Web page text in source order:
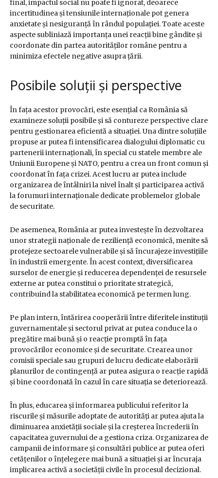
final, impactul social nu poate fi ignorat, deoarece
incertitudinea și tensiunile internaționale pot genera
anxietate și nesiguranță în rândul populației. Toate aceste
aspecte subliniază importanța unei reacții bine gândite și
coordonate din partea autorităților române pentru a
minimiza efectele negative asupra țării.
Posibile soluții și perspective
În fața acestor provocări, este esențial ca România să
examineze soluții posibile și să contureze perspective clare
pentru gestionarea eficientă a situației. Una dintre soluțiile
propuse ar putea fi intensificarea dialogului diplomatic cu
partenerii internaționali, în special cu statele membre ale
Uniunii Europene și NATO, pentru a crea un front comun și
coordonat în fața crizei. Acest lucru ar putea include
organizarea de întâlniri la nivel înalt și participarea activă
la forumuri internaționale dedicate problemelor globale
de securitate.
De asemenea, România ar putea investește în dezvoltarea
unor strategii naționale de reziliență economică, menite să
protejeze sectoarele vulnerabile și să încurajeze investițiile
în industrii emergente. În acest context, diversificarea
surselor de energie și reducerea dependenței de resursele
externe ar putea constitui o prioritate strategică,
contribuind la stabilitatea economică pe termen lung.
Pe plan intern, întărirea cooperării între diferitele instituții
guvernamentale și sectorul privat ar putea conduce la o
pregătire mai bună și o reacție promptă în fața
provocărilor economice și de securitate. Crearea unor
comisii speciale sau grupuri de lucru dedicate elaborării
planurilor de contingență ar putea asigura o reacție rapidă
și bine coordonată în cazul în care situația se deteriorează.
În plus, educarea și informarea publicului referitor la
riscurile și măsurile adoptate de autorități ar putea ajuta la
diminuarea anxietății sociale și la creșterea încrederii în
capacitatea guvernului de a gestiona criza. Organizarea de
campanii de informare și consultări publice ar putea oferi
cetățenilor o înțelegere mai bună a situației și ar încuraja
implicarea activă a societății civile în procesul decizional.